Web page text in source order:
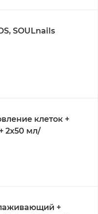
SOULnails
клеток +
2x50 мл/
+